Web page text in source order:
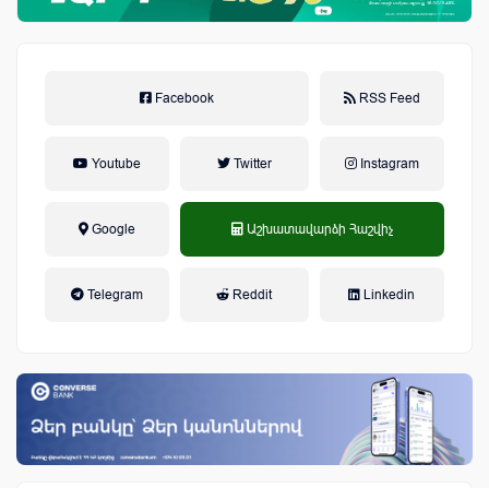
Facebook RSS Feed
Youtube Twitter Instagram
Google Աշխատավարձի Հաշվիչ
Telegram Reddit Linkedin